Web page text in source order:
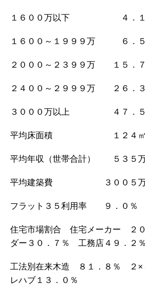
１６００万以下 ４．１
１６００～１９９９万 ６．
２０００～２３９９万 １５．
２４００～２９９９万 ２６．
３０００万以上 ４７．５
平均床面積 １２４㎡
平均年収（世帯合計） ５３５
平均建築費 ３００５
フラット３５利用率 ９．０％
住宅市場割合 住宅メーカー ２
ダー３０．７％ 工務店４９．２％
工法別在来木造 ８１．８％
レハブ１３．０％